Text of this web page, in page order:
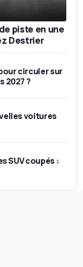
piste en une
Destrier
circuler sur
2027 ?
voitures
SUV coupés :